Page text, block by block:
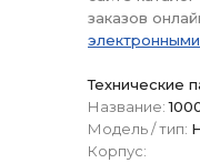
заказов
Технические
Название:
Модель / тип:
Корпус: